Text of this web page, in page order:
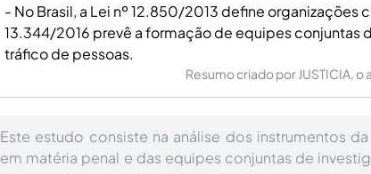
- No Brasil, a Lei nº 12.850/2013 define organizações
13.344/2016 prevê a formação de equipes conjuntas
tráfico de pessoas.
Resumo criado por JUSTICIA,
Este estudo consiste na análise dos instrumentos
em matéria penal e das equipes conjuntas de